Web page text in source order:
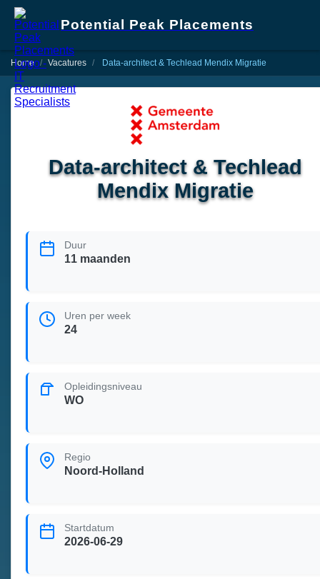
Potential Peak Placements
Home Vacatures Data-architect & Techlead Mendix Migratie
Data-architect & Techlead
Mendix Migratie
Duur
11 maanden
Uren per week
24
Opleidingsniveau
WO
Regio
Noord-Holland
Startdatum
2026-06-29